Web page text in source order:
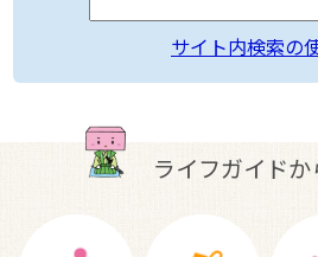
サイト内検索の
ライフガイドか